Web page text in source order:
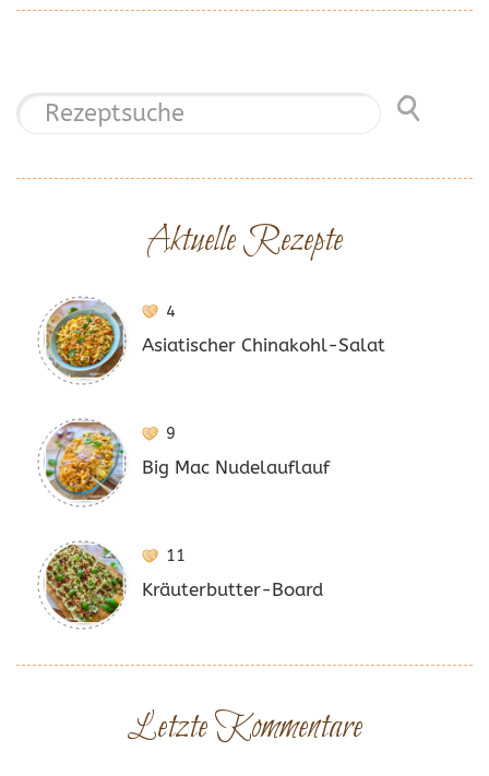
Aktuelle Rezepte
4
Asiatischer Chinakohl-Salat
9
Big Mac Nudelauflauf
11
Kräuterbutter-Board
Letzte Kommentare